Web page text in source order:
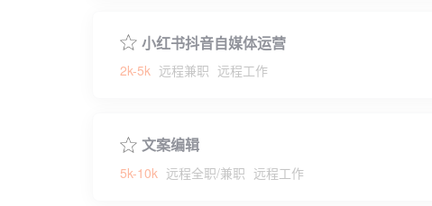
小红书抖音自媒体运营
2k-5k 远程兼职 远程工作
文案编辑
5k-10k 远程全职/兼职 远程工作